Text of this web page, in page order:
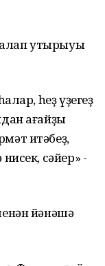
утырыуы
һеҙ үҙегеҙ
ағайҙы
итәбеҙ,
сәйер» -
йәнәшә